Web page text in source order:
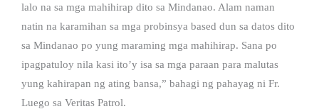
lalo na sa mga mahihirap dito sa Mindanao. Alam naman
natin na karamihan sa mga probinsya based dun sa datos dito
sa Mindanao po yung maraming mga mahihirap. Sana po
ipagpatuloy nila kasi ito’y isa sa mga paraan para malutas
yung kahirapan ng ating bansa,” bahagi ng pahayag ni Fr.
Luego sa Veritas Patrol.